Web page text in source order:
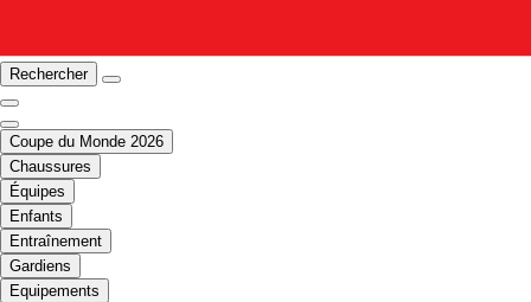
Rechercher
Coupe du Monde 2026
Chaussures
Équipes
Enfants
Entraînement
Gardiens
Equipements